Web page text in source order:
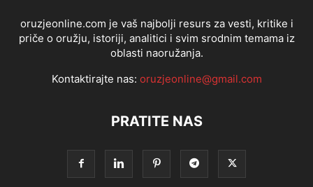
oruzjeonline.com je vaš najbolji resurs za vesti, kritike i
priče o oružju, istoriji, analitici i svim srodnim temama iz
oblasti naoružanja.
Kontaktirajte nas: oruzjeonline@gmail.com
PRATITE NAS